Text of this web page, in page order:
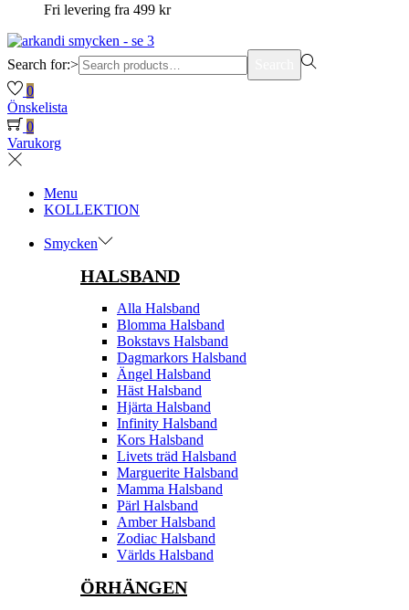
Fri levering fra 499 kr
Search for:>
0
Önskelista
0
Varukorg
Menu
KOLLEKTION
Smycken
HALSBAND
Alla Halsband
Blomma Halsband
Bokstavs Halsband
Dagmarkors Halsband
Ängel Halsband
Häst Halsband
Hjärta Halsband
Infinity Halsband
Kors Halsband
Livets träd Halsband
Marguerite Halsband
Mamma Halsband
Pärl Halsband
Amber Halsband
Zodiac Halsband
Världs Halsband
ÖRHÄNGEN